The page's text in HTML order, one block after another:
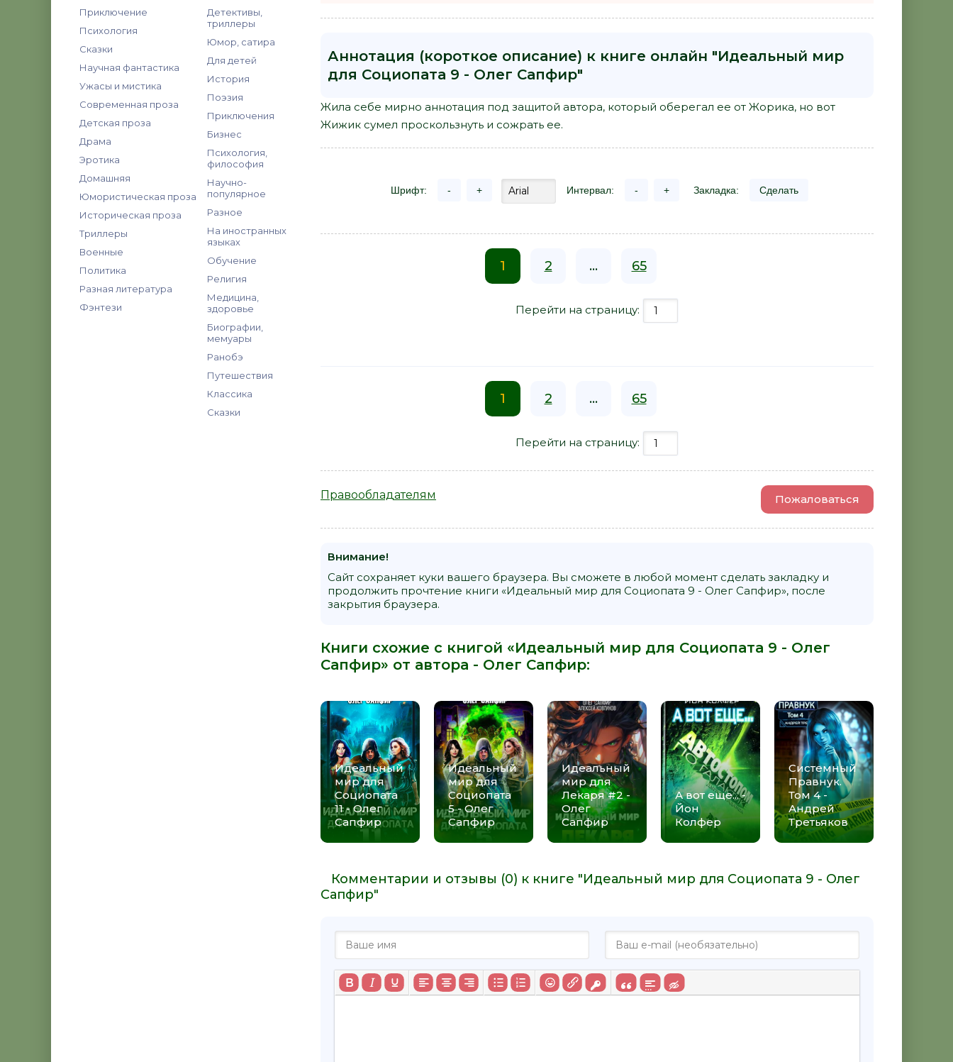
Приключение
Психология
Сказки
Научная фантастика
Ужасы и мистика
Современная проза
Детская проза
Драма
Эротика
Домашняя
Юмористическая проза
Историческая проза
Триллеры
Военные
Политика
Разная литература
Фэнтези
Детективы,
триллеры
Юмор, сатира
Для детей
История
Поэзия
Приключения
Бизнес
Психология,
философия
Научно-
популярное
Разное
На иностранных
языках
Обучение
Религия
Медицина,
здоровье
Биографии,
мемуары
Ранобэ
Путешествия
Классика
Сказки
Аннотация (короткое описание) к книге онлайн "Идеальный мир
для Социопата 9 - Олег Сапфир"
Жила себе мирно аннотация под защитой автора, который оберегал ее от Жорика, но вот
Жижик сумел проскользнуть и сожрать ее.
Шрифт: - + Интервал: - + Закладка: Сделать
1 2 ... 65
Перейти на страницу:
1 2 ... 65
Перейти на страницу:
Правообладателям Пожаловаться
Внимание!
Сайт сохраняет куки вашего браузера. Вы сможете в любой момент сделать закладку и
продолжить прочтение книги «Идеальный мир для Социопата 9 - Олег Сапфир», после
закрытия браузера.
Книги схожие с книгой «Идеальный мир для Социопата 9 - Олег
Сапфир» от автора - Олег Сапфир:
Идеальный
мир для
Социопата
11 - Олег
Сапфир
Идеальный
мир для
Социопата
5 - Олег
Сапфир
Идеальный
мир для
Лекаря #2 -
Олег
Сапфир
А вот еще... -
Йон
Колфер
Системный
Правнук.
Том 4 -
Андрей
Третьяков
Комментарии и отзывы (0) к книге "Идеальный мир для Социопата 9 - Олег
Сапфир"